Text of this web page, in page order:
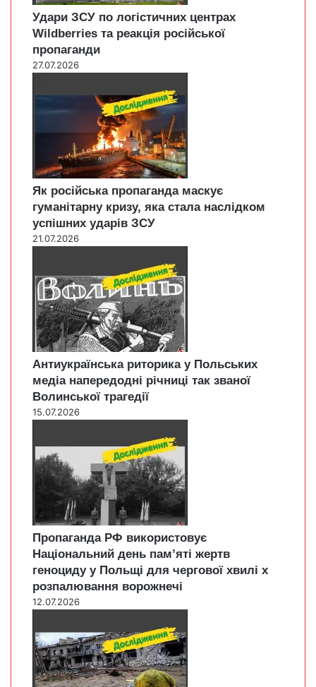
Удари ЗСУ по логістичних центрах
Wildberries та реакція російської
пропаганди
27.07.2026
Як російська пропаганда маскує
гуманітарну кризу, яка стала наслідком
успішних ударів ЗСУ
21.07.2026
Антиукраїнська риторика у Польських
медіа напередодні річниці так званої
Волинської трагедії
15.07.2026
Пропаганда РФ використовує
Національний день пам’яті жертв
геноциду у Польщі для чергової хвилі х
розпалювання ворожнечі
12.07.2026